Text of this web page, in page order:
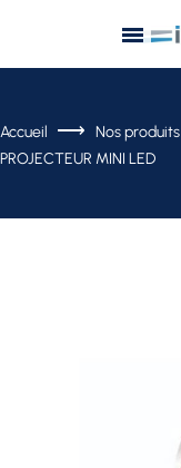
Accueil Nos produits
PROJECTEUR MINI LED